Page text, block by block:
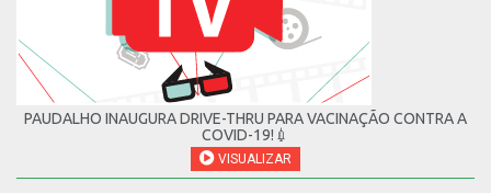
PAUDALHO INAUGURA DRIVE-THRU PARA VACINAÇÃO CONTRA A
COVID-19!💉
VISUALIZAR